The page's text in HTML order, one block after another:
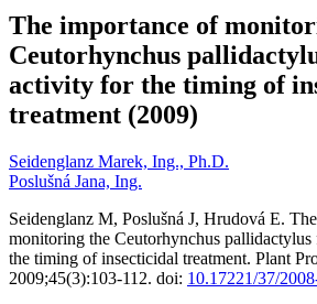
The importance of
Ceutorhynchus
activity for the timing of
treatment (2009)
Seidenglanz Marek, Ing., Ph.D.
Poslušná Jana, Ing.
Seidenglanz M, Poslušná J, Hrudová E.
monitoring the Ceutorhynchus
the timing of insecticidal treatment. Plant
2009;45(3):103-112. doi: 10.17221/37/